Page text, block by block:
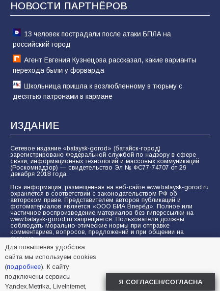
НОВОСТИ ПАРТНЁРОВ
13 человек пострадали после атаки БПЛА на
российский город
Агент Евгения Кузнецова рассказал, какие варианты
перехода были у форварда
Школьница пришла к возлюбленному в тюрьму с
десятью патронами в кармане
ИЗДАНИЕ
Сетевое издание «bataysk-gorod» (батайск-город)
зарегистрировано Федеральной службой по надзору в сфере
связи, информационных технологий и массовых коммуникаций
(Роскомнадзор) — свидетельство Эл № ФС77-74707 от 29
декабря 2018 года.
Вся информация, размещенная на веб-сайте www.bataysk-gorod.ru
охраняется в соответствии с законодательством РФ об
авторском праве. Представителем авторов публикаций и
фотоматериалов является «ООО БИА Вперёд». Полное или
частичное воспроизведение материалов без гиперссылки на
www.bataysk-gorod.ru запрещается. Пользователи должны
соблюдать морально-этические нормы при отправке
комментариев, вопросов, предложений и при общении на
форуме.
Политика конфиденциальности и защиты информации
Согласие на обработку персональных данных с помощью
сервисов Yandex.Metrika, LiveInternet, top.mail.ru
© 2005-2026 БИА «ВПЕРЕД»
Для повышения удобства
сайта мы используем cookies
(подробнее). К сайту
подключены сервисы
Yandex.Metrika, LiveInternet,
Я СОГЛАСЕН/СОГЛАСНА